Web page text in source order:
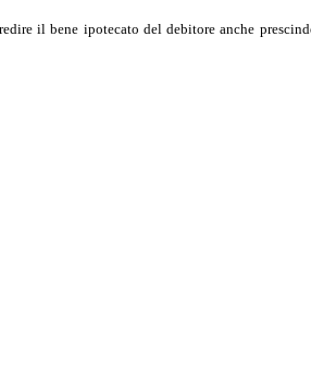
il bene ipotecato del debitore anche